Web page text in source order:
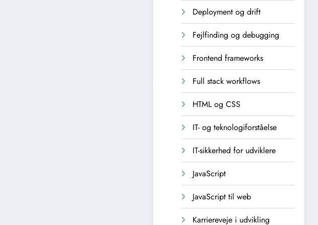
Deployment og drift
Fejlfinding og debugging
Frontend frameworks
Full stack workflows
HTML og CSS
IT- og teknologiforståelse
IT-sikkerhed for udviklere
JavaScript
JavaScript til web
Karriereveje i udvikling